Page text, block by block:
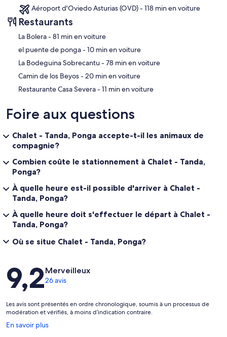
Aéroport d'Oviedo Asturias (OVD) - 118 min en voiture
Restaurants
‪La Bolera - ‬81 min en voiture
‪el puente de ponga - ‬10 min en voiture
‪La Bodeguina Sobrecantu - ‬78 min en voiture
‪Camin de los Beyos - ‬20 min en voiture
‪Restaurante Casa Severa - ‬11 min en voiture
Foire aux questions
Chalet - Tanda, Ponga accepte-t-il les animaux de
compagnie?
Combien coûte le stationnement à Chalet - Tanda,
Ponga?
À quelle heure est-il possible d'arriver à Chalet -
Tanda, Ponga?
À quelle heure doit s'effectuer le départ à Chalet -
Tanda, Ponga?
Où se situe Chalet - Tanda, Ponga?
Avis
9,2Merveilleux
26 avis
Les avis sont présentés en ordre chronologique, soumis à un processus de
modération et vérifiés, à moins d’indication contraire.
En savoir plus
S’ouvre